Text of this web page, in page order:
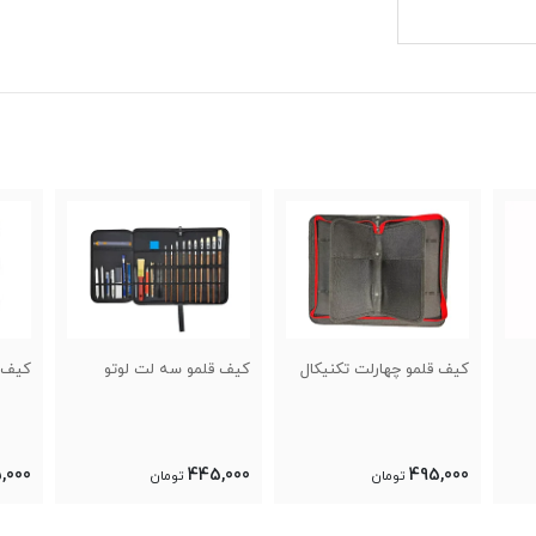
کیف قلمو سه لت لوتو
445,000 تومان
کیف قلمو برزنتی پارس ارت
245,000 تومان
کیف